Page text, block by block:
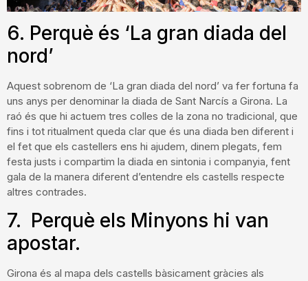
6. Perquè és ‘La gran diada del
nord’
Aquest sobrenom de ‘La gran diada del nord’ va fer fortuna fa
uns anys per denominar la diada de Sant Narcís a Girona. La
raó és que hi actuem tres colles de la zona no tradicional, que
fins i tot ritualment queda clar que és una diada ben diferent i
el fet que els castellers ens hi ajudem, dinem plegats, fem
festa justs i compartim la diada en sintonia i companyia, fent
gala de la manera diferent d’entendre els castells respecte
altres contrades.
7. Perquè els Minyons hi van
apostar.
Girona és al mapa dels castells bàsicament gràcies als